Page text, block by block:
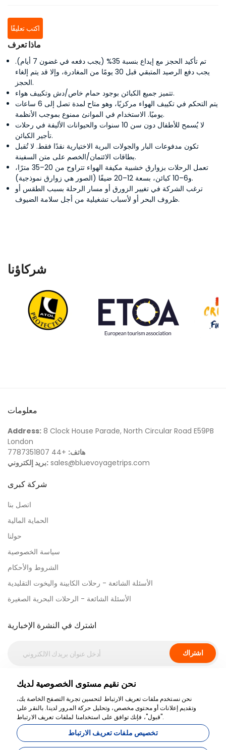
اكتب تعليقًا
ماذا تعرف
تم تأكيد الحجز مع إيداع بنسبة 35% (يجب دفعه في غضون 7 أيام).
يجب دفع الرصيد المتبقي قبل 30 يومًا من المغادرة، وإلا قد يتم إلغاء
الحجز.
تتميز جميع الكبائن بوجود حمام خاص/دش وتكييف هواء.
يتم التحكم في تكييف الهواء مركزيًا، وهو متاح لمدة تصل إلى 6 ساعات
يوميًا. الاستخدام في الموانئ ممنوع بموجب الأنظمة.
لا يُسمح للأطفال دون سن 10 سنوات والحيوانات الأليفة في رحلات
تأجير الكبائن.
تكون مدفوعات البار والجولات البرية الاختيارية نقدًا فقط. لا تُقبل
بطاقات الائتمان/الخصم على متن السفينة.
تعمل الرحلات بزوارق خشبية مكيفة الهواء تتراوح من 20–35 مترًا،
و6–10 كبائن، بسعة 12–20 ضيفًا (الصور هي زوارق نموذجية).
ترغب الشركة في تغيير الزورق أو مسار الرحلة بسبب الطقس أو
ظروف البحر أو لأسباب تشغيلية من أجل سلامة الضيوف.
شركاؤنا
معلومات
Address: 8 Clock House Parade, North Circular Road E59PB
London
هاتف: +44 7787351807
بريد إلكتروني: sales@bluevoyagetrips.com
شركة كبرى
اتصل بنا
الحماية المالية
حولنا
سياسة الخصوصية
الشروط والأحكام
الأسئلة الشائعة - رحلات الكابينة واليخوت التقليدية
الأسئلة الشائعة - الرحلات البحرية الصغيرة
اشترك في النشرة الإخبارية
اشتراك
وسائل التواصل الاجتماعي
نحن نقيم مستوى الخصوصية لديك
نحن نستخدم ملفات تعريف الارتباط لتحسين تجربة التصفح الخاصة بك،
وتقديم إعلانات أو محتوى مخصص، وتحليل حركة المرور لدينا. بالنقر على
"قبول"، فإنك توافق على استخدامنا لملفات تعريف الارتباط.
تخصيص ملفات تعريف الارتباط